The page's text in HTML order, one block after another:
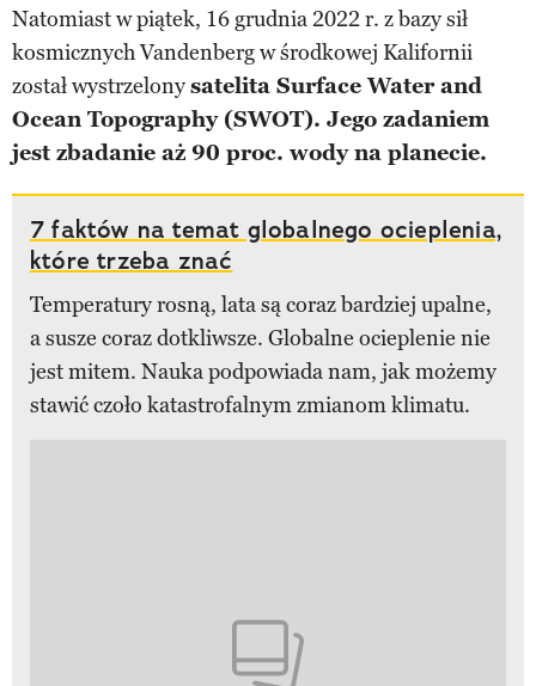
Natomiast w piątek, 16 grudnia 2022 r. z bazy sił
kosmicznych Vandenberg w środkowej Kalifornii
został wystrzelonysatelita Surface Water and
Ocean Topography (SWOT). Jego zadaniem
jest zbadanie aż 90 proc. wody na planecie.
7 faktów na temat globalnego ocieplenia,
które trzeba znać
Temperatury rosną, lata są coraz bardziej upalne,
a susze coraz dotkliwsze. Globalne ocieplenie nie
jest mitem. Nauka podpowiada nam, jak możemy
stawić czoło katastrofalnym zmianom klimatu.